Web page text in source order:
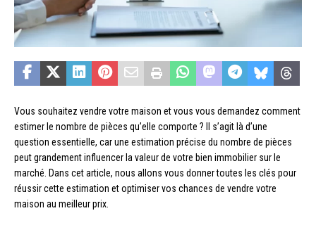
Vous souhaitez vendre votre maison et vous vous demandez comment
estimer le nombre de pièces qu’elle comporte ? Il s’agit là d’une
question essentielle, car une estimation précise du nombre de pièces
peut grandement influencer la valeur de votre bien immobilier sur le
marché. Dans cet article, nous allons vous donner toutes les clés pour
réussir cette estimation et optimiser vos chances de vendre votre
maison au meilleur prix.